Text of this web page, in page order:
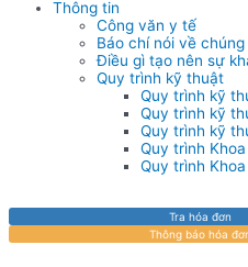
Thông tin
Công văn y tế
Báo chí nói về
Điều gì tạo nên sự
Quy trình kỹ thuật
Quy trình kỹ
Quy trình kỹ
Quy trình kỹ
Quy trình
Quy trình
Tra hóa đơn
Thông báo hóa